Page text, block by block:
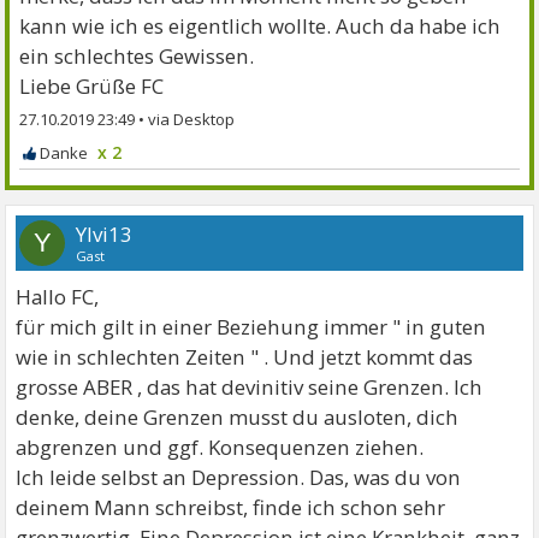
kann wie ich es eigentlich wollte. Auch da habe ich
ein schlechtes Gewissen.
Liebe Grüße FC
27.10.2019 23:49 •
x 2
Y Ylvi13
Gast
Hallo FC,
für mich gilt in einer Beziehung immer " in guten
wie in schlechten Zeiten " . Und jetzt kommt das
grosse ABER , das hat devinitiv seine Grenzen. Ich
denke, deine Grenzen musst du ausloten, dich
abgrenzen und ggf. Konsequenzen ziehen.
Ich leide selbst an Depression. Das, was du von
deinem Mann schreibst, finde ich schon sehr